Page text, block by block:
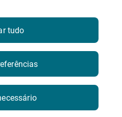
de Uso
privacidade
Contato
tudo